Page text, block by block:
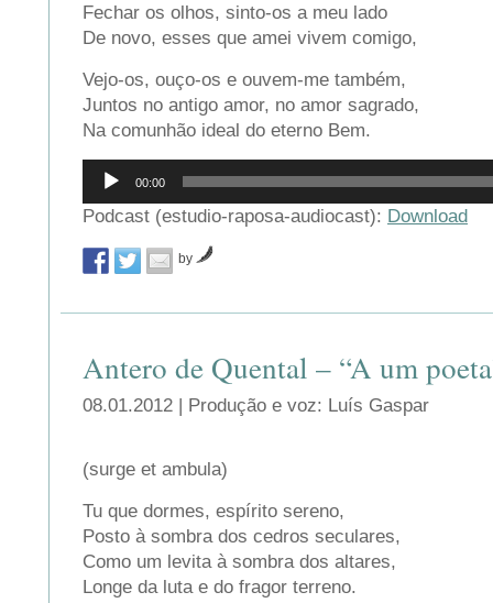
Fechar os olhos, sinto-os a meu lado
De novo, esses que amei vivem comigo,
Vejo-os, ouço-os e ouvem-me também,
Juntos no antigo amor, no amor sagrado,
Na comunhão ideal do eterno Bem.
Reprodutor
áudio
00:00
Podcast (estudio-raposa-audiocast): Download
by
Antero de Quental – “A um
08.01.2012 | Produção e voz: Luís Gaspar
(surge et ambula)
Tu que dormes, espírito sereno,
Posto à sombra dos cedros seculares,
Como um levita à sombra dos altares,
Longe da luta e do fragor terreno.